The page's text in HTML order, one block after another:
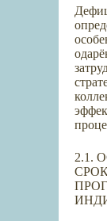
2.1.